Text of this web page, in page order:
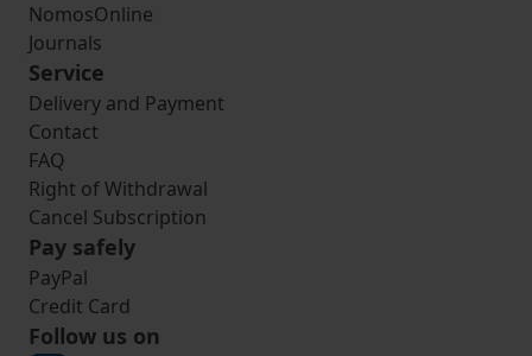
NomosOnline
Journals
Service
Delivery and Payment
Contact
FAQ
Right of Withdrawal
Cancel Subscription
Pay safely
PayPal
Credit Card
Follow us on